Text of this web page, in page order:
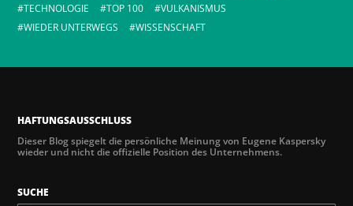
TECHNOLOGIE
TOP 100
VULKANISMUS
WIEDER UNTERWEGS
WISSENSCHAFT
HAFTUNGSAUSSCHLUSS
Dieser Blog spiegelt die persönliche Meinung von Eugene Kaspersky
wieder und nicht die offizielle Position des Unternehmens.
SUCHE